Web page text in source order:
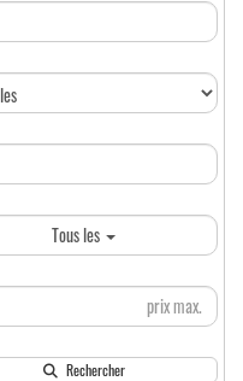
Tous les
Rechercher